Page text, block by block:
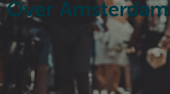
Over
Hoe wij werken